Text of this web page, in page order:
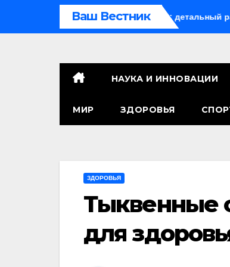
Ваш Вестник
оружие радиус поражения: детальный разбор зон
НАУКА И ИННОВАЦИИ
МИР ЗДОРОВЬЯ
ЗДОРОВЬЯ
Тыквенные
для